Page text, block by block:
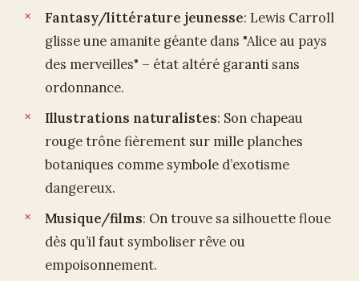
Fantasy/littérature jeunesse: Lewis Carroll
glisse une amanite géante dans "Alice au pays
des merveilles" – état altéré garanti sans
ordonnance.
Illustrations naturalistes: Son chapeau
rouge trône fièrement sur mille planches
botaniques comme symbole d’exotisme
dangereux.
Musique/films: On trouve sa silhouette floue
dès qu’il faut symboliser rêve ou
empoisonnement.